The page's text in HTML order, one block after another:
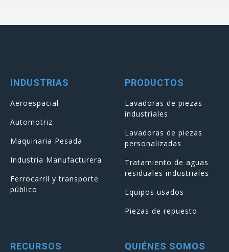
INDUSTRIAS
Aeroespacial
Automotriz
Maquinaria Pesada
Industria Manufacturera
Ferrocarril y transporte
público
PRODUCTOS
Lavadoras de piezas
industriales
Lavadoras de piezas
personalizadas
Tratamiento de aguas
residuales industriales
Equipos usados
Piezas de repuesto
RECURSOS QUIÉNES SOMOS